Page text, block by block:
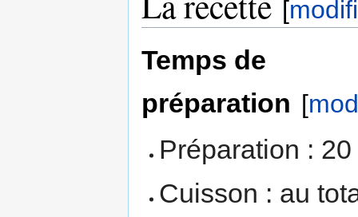
[
Temps de
préparation [
Préparation :
Cuisson : au